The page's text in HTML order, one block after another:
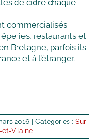
de cidre chaque
commercialisés
restaurants et
Bretagne, parfois ils
et à l’étranger.
2016 Catégories : Sur
et-Vilaine